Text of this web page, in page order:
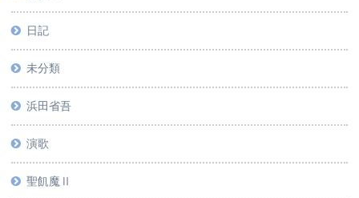
日記
未分類
浜田省吾
演歌
聖飢魔Ⅱ